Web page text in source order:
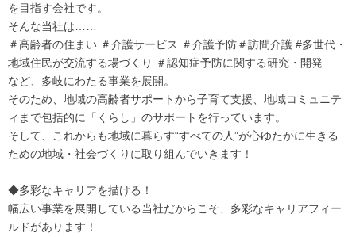
を目指す会社です。
そんな当社は……
＃高齢者の住まい ＃介護サービス ＃介護予防＃訪問介護 #多世代・
地域住民が交流する場づくり ＃認知症予防に関する研究・開発
など、多岐にわたる事業を展開。
そのため、地域の高齢者サポートから子育て支援、地域コミュニテ
ィまで包括的に「くらし」のサポートを行っています。
そして、これからも地域に暮らす“すべての人”が心ゆたかに生きる
ための地域・社会づくりに取り組んでいきます！
◆多彩なキャリアを描ける！
幅広い事業を展開している当社だからこそ、多彩なキャリアフィー
ルドがあります！